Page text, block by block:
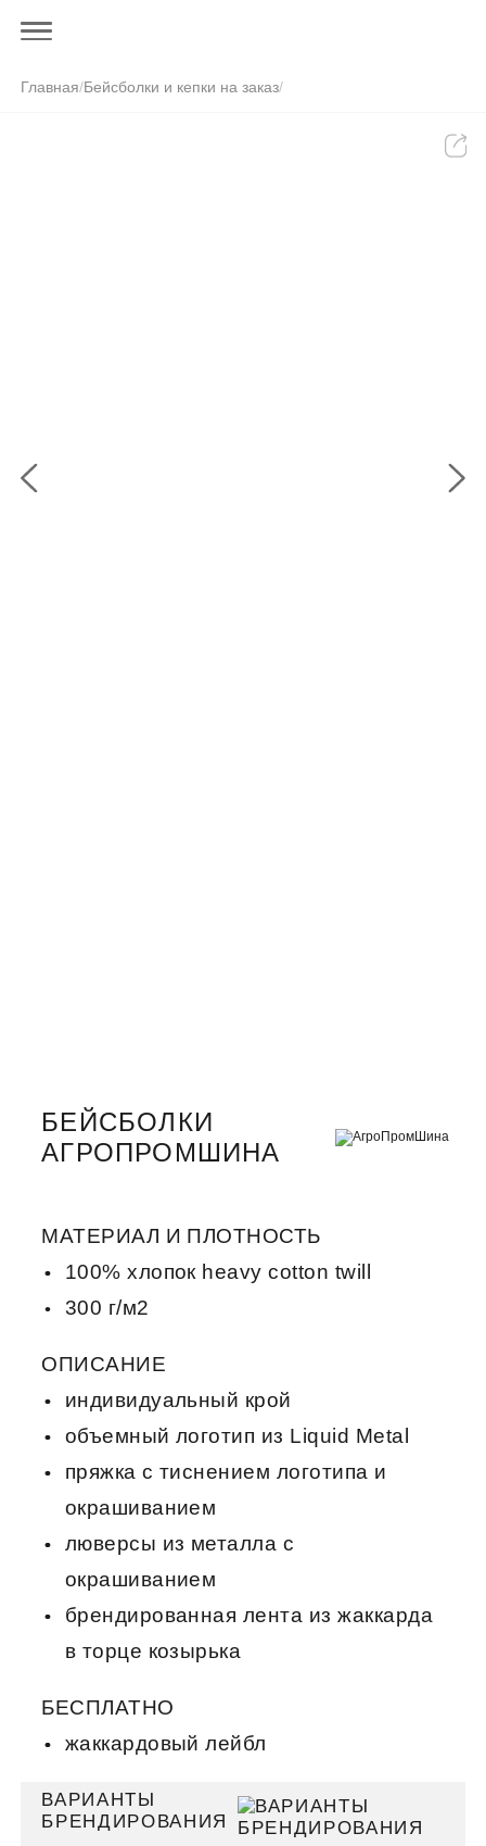
Главная/Бейсболки и кепки на заказ/
БЕЙСБОЛКИ
АГРОПРОМШИНА
МАТЕРИАЛ И ПЛОТНОСТЬ
100% хлопок heavy cotton twill
300 г/м2
ОПИСАНИЕ
индивидуальный крой
объемный логотип из Liquid Metal
пряжка с тиснением логотипа и
окрашиванием
люверсы из металла с
окрашиванием
брендированная лента из жаккарда
в торце козырька
БЕСПЛАТНО
жаккардовый лейбл
ВАРИАНТЫ
БРЕНДИРОВАНИЯ